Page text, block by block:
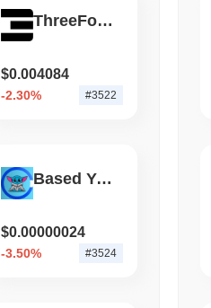
た。開発チームは、この問題に迅速
めにハードフォークを開始しました
ィプログラムも実施しました。 さら
しています。 マリオコインに対する
は、定期的な監査、コミュニティエ
Mario Coin (COIN)はどこで購
COIN/BONK取引ペアは24時間のボリ
す。
ThreeFold Token
$0.004084
-2.30% #3522
Based Yoda
$0.00000024
-3.50% #3524